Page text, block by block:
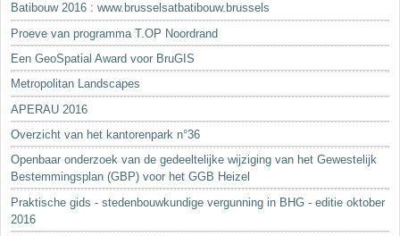
Batibouw 2016 : www.brusselsatbatibouw.brussels
Proeve van programma T.OP Noordrand
Een GeoSpatial Award voor BruGIS
Metropolitan Landscapes
APERAU 2016
Overzicht van het kantorenpark n°36
Openbaar onderzoek van de gedeeltelijke wijziging van het Gewestelijk
Bestemmingsplan (GBP) voor het GGB Heizel
Praktische gids - stedenbouwkundige vergunning in BHG - editie oktober
2016